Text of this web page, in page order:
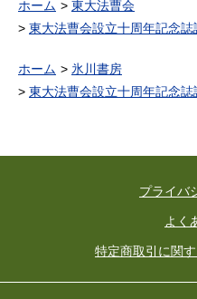
ホーム
東大法曹会
東大法曹会設立十周年記念誌
ホーム
氷川書房
東大法曹会設立十周年記念誌
プライバ
よく
特定商取引に関